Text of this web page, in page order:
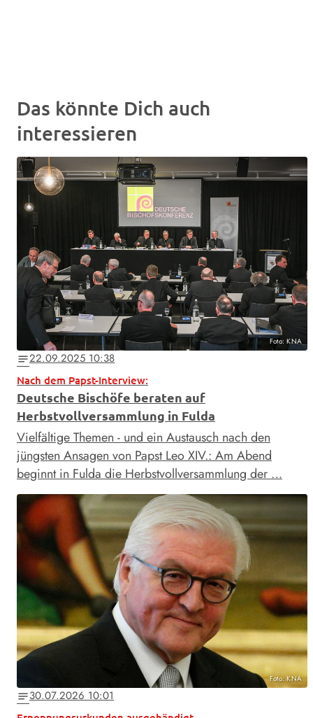
Das könnte Dich auch
interessieren
Foto: KNA
notes22.09.2025 10:38
Nach dem Papst-Interview:
Deutsche Bischöfe beraten auf
Herbstvollversammlung in Fulda
Vielfältige Themen - und ein Austausch nach den
jüngsten Ansagen von Papst Leo XIV.: Am Abend
beginnt in Fulda die Herbstvollversammlung der …
Foto: KNA
notes30.07.2026 10:01